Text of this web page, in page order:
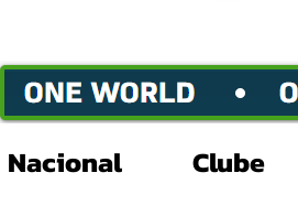
Nacional Clube